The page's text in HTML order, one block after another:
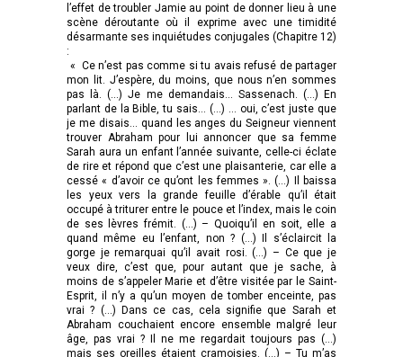
l’effet de troubler Jamie au point de donner lieu à une
scène déroutante où il exprime avec une timidité
désarmante ses inquiétudes conjugales (Chapitre 12)
:
« Ce n’est pas comme si tu avais refusé de partager
mon lit. J’espère, du moins, que nous n’en sommes
pas là. (…) Je me demandais… Sassenach. (…) En
parlant de la Bible, tu sais… (…) … oui, c’est juste que
je me disais… quand les anges du Seigneur viennent
trouver Abraham pour lui annoncer que sa femme
Sarah aura un enfant l’année suivante, celle-ci éclate
de rire et répond que c’est une plaisanterie, car elle a
cessé « d’avoir ce qu’ont les femmes ». (…) Il baissa
les yeux vers la grande feuille d’érable qu’il était
occupé à triturer entre le pouce et l’index, mais le coin
de ses lèvres frémit. (…) – Quoiqu’il en soit, elle a
quand même eu l’enfant, non ? (…) Il s’éclaircit la
gorge je remarquai qu’il avait rosi. (…) – Ce que je
veux dire, c’est que, pour autant que je sache, à
moins de s’appeler Marie et d’être visitée par le Saint-
Esprit, il n’y a qu’un moyen de tomber enceinte, pas
vrai ? (…) Dans ce cas, cela signifie que Sarah et
Abraham couchaient encore ensemble malgré leur
âge, pas vrai ? Il ne me regardait toujours pas (…)
mais ses oreilles étaient cramoisies. (…) – Tu m’as